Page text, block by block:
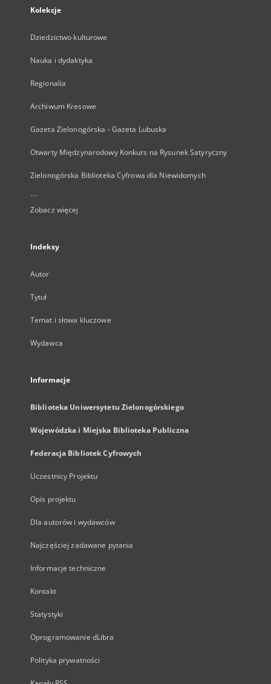
Kolekcje
Dziedzictwo kulturowe
Nauka i dydaktyka
Regionalia
Archiwum Kresowe
Gazeta Zielonogórska - Gazeta Lubuska
Otwarty Międzynarodowy Konkurs na Rysunek Satyryczny
Zielonogórska Biblioteka Cyfrowa dla Niewidomych
...
Zobacz więcej
Indeksy
Autor
Tytuł
Temat i słowa kluczowe
Wydawca
Informacje
Biblioteka Uniwersytetu Zielonogórskiego
Wojewódzka i Miejska Biblioteka Publiczna
Federacja Bibliotek Cyfrowych
Uczestnicy Projektu
Opis projektu
Dla autorów i wydawców
Najczęściej zadawane pytania
Informacje techniczne
Kontakt
Statystyki
Oprogramowanie dLibra
Polityka prywatności